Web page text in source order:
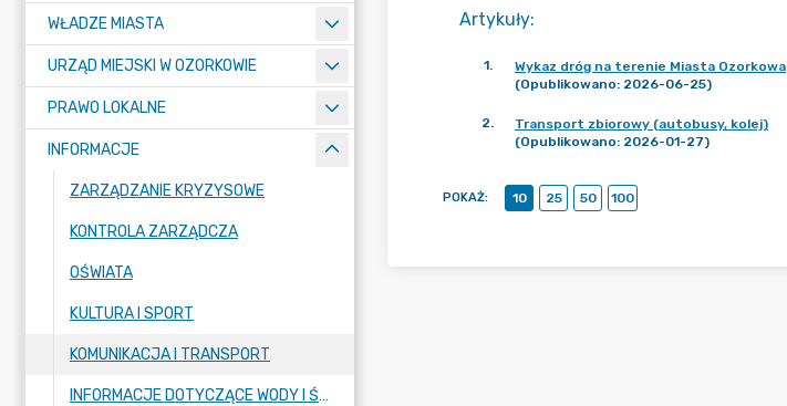
WŁADZE MIASTA
URZĄD MIEJSKI W OZORKOWIE
PRAWO LOKALNE
INFORMACJE
ZARZĄDZANIE KRYZYSOWE
KONTROLA ZARZĄDCZA
OŚWIATA
KULTURA I SPORT
KOMUNIKACJA I TRANSPORT
INFORMACJE DOTYCZĄCE WODY I ŚCIEKÓW
Artykuły:
1.
Wykaz dróg na terenie Miasta Ozorkowa
(Opublikowano: 2026-06-25)
2.
Transport zbiorowy (autobusy, kolej)
(Opublikowano: 2026-01-27)
POKAŻ: 10 25 50 100